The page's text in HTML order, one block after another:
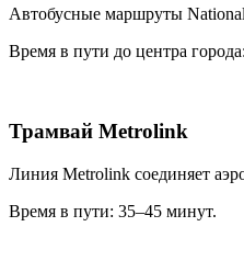
Автобусные маршруты
Время в пути до центра
Трамвай Metrolink
Линия Metrolink соединяет
Время в пути: 35–45 минут.